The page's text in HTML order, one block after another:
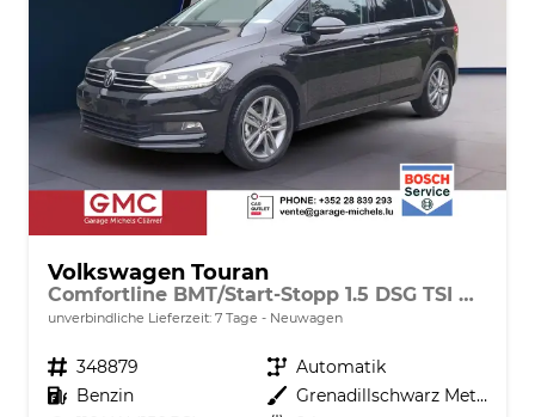
Volkswagen Touran
Comfortline BMT/Start-Stopp 1.5 DSG TSI AHK Navi DigiPro
unverbindliche Lieferzeit: 7 Tage Neuwagen
Fahrzeugnr. 348879 Getriebe Automatik
Kraftstoff Benzin Außenfarbe
Grenadillschwarz Metallic